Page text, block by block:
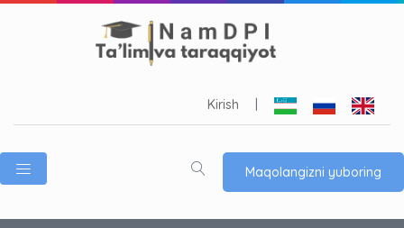
Kirish
Maqolangizni yuboring